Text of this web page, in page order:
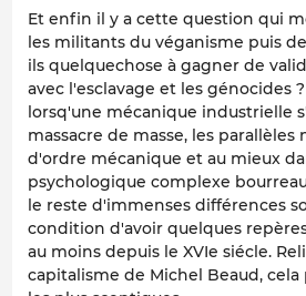
Et enfin il y a cette question qui
les militants du véganisme puis
ils quelquechose à gagner de
avec l'esclavage et les génocides
lorsq'une mécanique industrielle
massacre de masse, les
d'ordre mécanique et au mieux
psychologique complexe
le reste d'immenses différences
condition d'avoir quelques
au moins depuis le XVIe siécle.
capitalisme de Michel Beaud,